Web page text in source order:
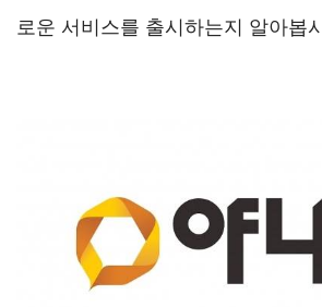
로운 서비스를 출시하는지 알아봅